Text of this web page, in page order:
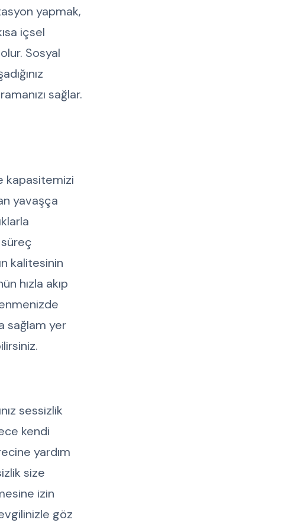
yapmak,
içsel
Sosyal
sağlar.
kapasitemizi
yavaşça
kalitesinin
hızla akıp
sağlam yer
sessizlik
kendi
yardım
size
izin
göz